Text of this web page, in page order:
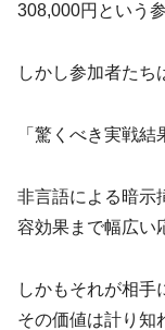
308,000円という
しかし参加者たち
「驚くべき実戦結
非言語による暗示
容効果まで幅広い
しかもそれが相手
その価値は計り知